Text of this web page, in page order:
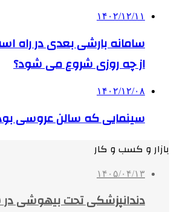
۱۴۰۲/۱۲/۱۱
سامانه بارشی بعدی در راه
از چه روزی شروع می شود؟
۱۴۰۲/۱۲/۰۸
سینمایی که سالن عروسی
بازار و کسب و کار
۱۴۰۵/۰۴/۱۳
دندانپزشکی تحت بیهوشی در